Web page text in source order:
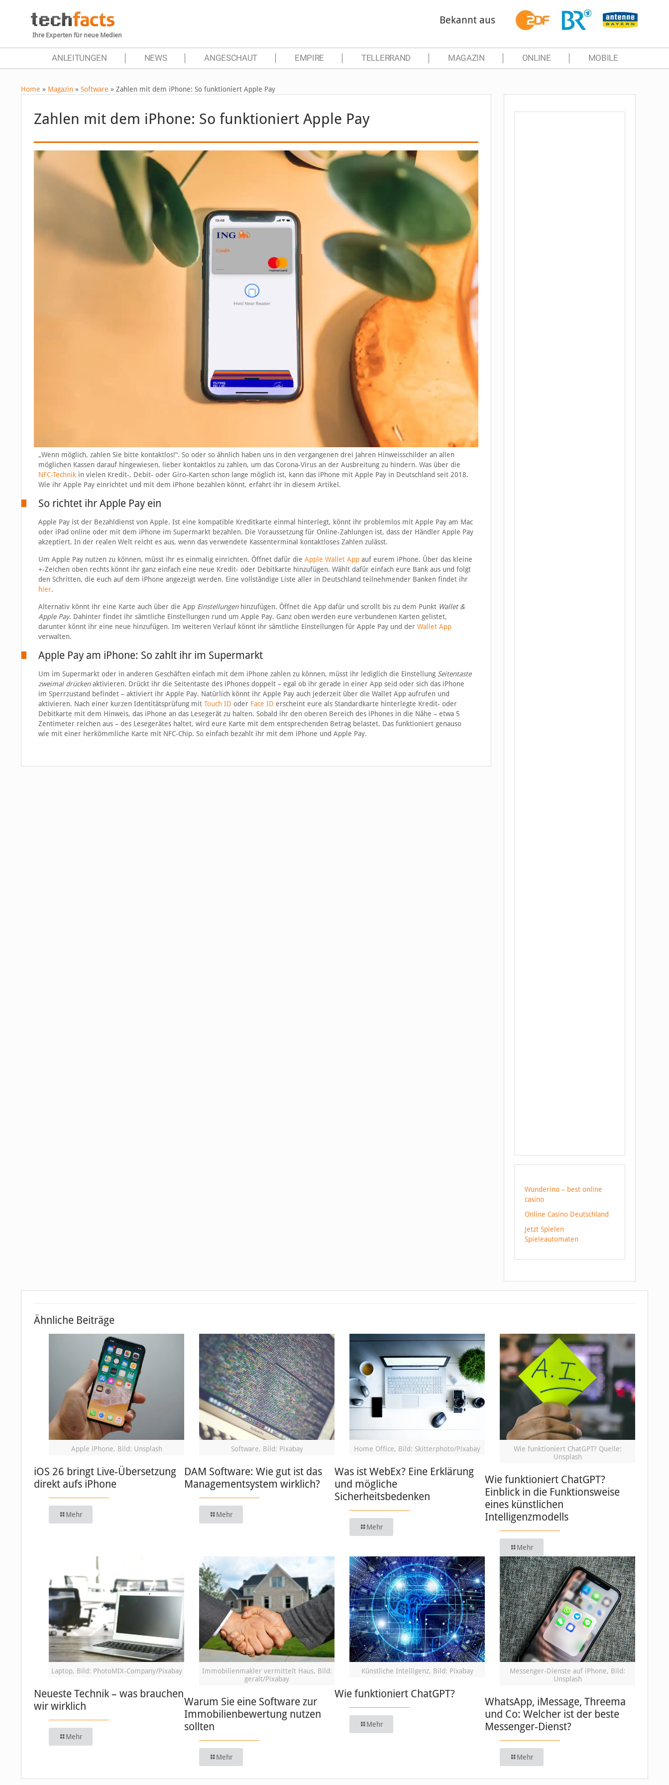
Ihre Experten für neue Medien
Bekannt aus
ANLEITUNGEN NEWS ANGESCHAUT EMPIRE TELLERRAND MAGAZIN ONLINE MOBILE
Home » Magazin » Software » Zahlen mit dem iPhone: So funktioniert Apple Pay
Zahlen mit dem iPhone: So funktioniert Apple Pay
„Wenn möglich, zahlen Sie bitte kontaktlos!“. So oder so ähnlich haben uns in den vergangenen drei Jahren Hinweisschilder an allen
möglichen Kassen darauf hingewiesen, lieber kontaktlos zu zahlen, um das Corona-Virus an der Ausbreitung zu hindern. Was über die
NFC-Technikin vielen Kredit-, Debit- oder Giro-Karten schon lange möglich ist, kann das iPhone mit Apple Pay in Deutschland seit 2018.
Wie ihr Apple Pay einrichtet und mit dem iPhone bezahlen könnt, erfahrt ihr in diesem Artikel.
So richtet ihr Apple Pay ein
Apple Pay ist der Bezahldienst von Apple. Ist eine kompatible Kreditkarte einmal hinterlegt, könnt ihr problemlos mit Apple Pay am Mac
oder iPad online oder mit dem iPhone im Supermarkt bezahlen. Die Voraussetzung für Online-Zahlungen ist, dass der Händler Apple Pay
akzeptiert. In der realen Welt reicht es aus, wenn das verwendete Kassenterminal kontaktloses Zahlen zulässt.
Um Apple Pay nutzen zu können, müsst ihr es einmalig einrichten. Öffnet dafür die Apple Wallet Appauf eurem iPhone. Über das kleine
+-Zeichen oben rechts könnt ihr ganz einfach eine neue Kredit- oder Debitkarte hinzufügen. Wählt dafür einfach eure Bank aus und folgt
den Schritten, die euch auf dem iPhone angezeigt werden. Eine vollständige Liste aller in Deutschland teilnehmender Banken findet ihr
hier.
Alternativ könnt ihr eine Karte auch über die App Einstellungenhinzufügen. Öffnet die App dafür und scrollt bis zu dem Punkt Wallet &
Apple Pay. Dahinter findet ihr sämtliche Einstellungen rund um Apple Pay. Ganz oben werden eure verbundenen Karten gelistet,
darunter könnt ihr eine neue hinzufügen. Im weiteren Verlauf könnt ihr sämtliche Einstellungen für Apple Pay und der Wallet App
verwalten.
Apple Pay am iPhone: So zahlt ihr im Supermarkt
Um im Supermarkt oder in anderen Geschäften einfach mit dem iPhone zahlen zu können, müsst ihr lediglich die Einstellung Seitentaste
zweimal drückenaktivieren. Drückt ihr die Seitentaste des iPhones doppelt – egal ob ihr gerade in einer App seid oder sich das iPhone
im Sperrzustand befindet – aktiviert ihr Apple Pay. Natürlich könnt ihr Apple Pay auch jederzeit über die Wallet App aufrufen und
aktivieren. Nach einer kurzen Identitätsprüfung mit Touch ID oder Face ID erscheint eure als Standardkarte hinterlegte Kredit- oder
Debitkarte mit dem Hinweis, das iPhone an das Lesegerät zu halten. Sobald ihr den oberen Bereich des iPhones in die Nähe – etwa 5
Zentimeter reichen aus – des Lesegerätes haltet, wird eure Karte mit dem entsprechenden Betrag belastet. Das funktioniert genauso
wie mit einer herkömmliche Karte mit NFC-Chip. So einfach bezahlt ihr mit dem iPhone und Apple Pay.
Wunderino – best online
casino
Online Casino Deutschland
Jetzt Spielen
Spieleautomaten
Ähnliche Beiträge
Apple iPhone, Bild: Unsplash
iOS 26 bringt Live-Übersetzung
direkt aufs iPhone
Mehr
Software, Bild: Pixabay
DAM Software: Wie gut ist das
Managementsystem wirklich?
Mehr
Home Office, Bild: Skitterphoto/Pixabay
Was ist WebEx? Eine Erklärung
und mögliche
Sicherheitsbedenken
Mehr
Wie funktioniert ChatGPT? Quelle:
Unsplash
Wie funktioniert ChatGPT?
Einblick in die Funktionsweise
eines künstlichen
Intelligenzmodells
Mehr
Laptop, Bild: PhotoMIX-Company/Pixabay
Neueste Technik – was brauchen
wir wirklich
Mehr
Immobilienmakler vermittelt Haus, Bild:
geralt/Pixabay
Warum Sie eine Software zur
Immobilienbewertung nutzen
sollten
Mehr
Künstliche Intelligenz, Bild: Pixabay
Wie funktioniert ChatGPT?
Mehr
Messenger-Dienste auf iPhone, Bild:
Unsplash
WhatsApp, iMessage, Threema
und Co: Welcher ist der beste
Messenger-Dienst?
Mehr